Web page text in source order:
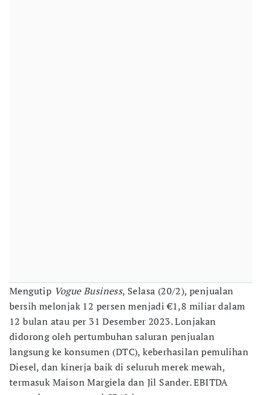
Mengutip Vogue Business, Selasa (20/2), penjualan
bersih melonjak 12 persen menjadi €1,8 miliar dalam
12 bulan atau per 31 Desember 2023. Lonjakan
didorong oleh pertumbuhan saluran penjualan
langsung ke konsumen (DTC), keberhasilan pemulihan
Diesel, dan kinerja baik di seluruh merek mewah,
termasuk Maison Margiela dan Jil Sander. EBITDA